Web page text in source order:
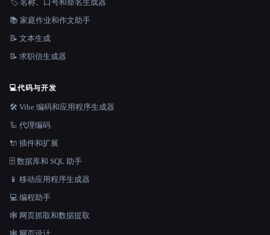
🏷️ 名称、口号和命名生成器
📚 家庭作业和作文助手
📝 文本生成
📝 求职信生成器
💻代码与开发
🛠️ Vibe 编码和应用程序生成器
🦾 代理编码
🔌 插件和扩展
🗄️ 数据库和 SQL 助手
📱 移动应用程序生成器
💻 编程助手
🕸️ 网页抓取和数据提取